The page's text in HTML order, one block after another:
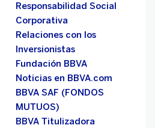
Responsabilidad Social
Corporativa
Relaciones con los
Inversionistas
Fundación BBVA
Noticias en BBVA.com
BBVA SAF (FONDOS
MUTUOS)
BBVA Titulizadora